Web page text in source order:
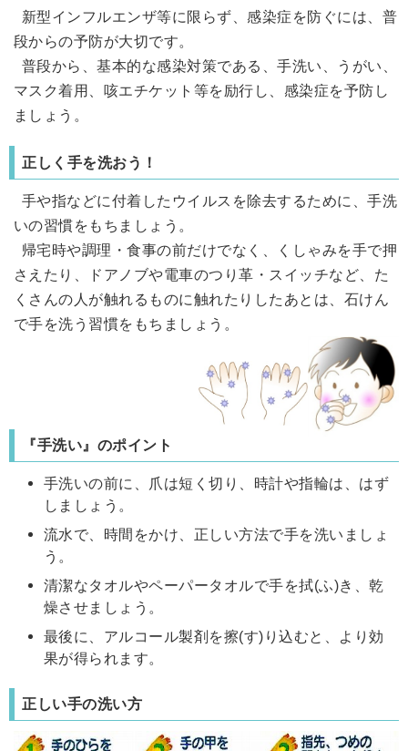
新型インフルエンザ等に限らず、感染症を防ぐには、普
段からの予防が大切です。
普段から、基本的な感染対策である、手洗い、うがい、
マスク着用、咳エチケット等を励行し、感染症を予防し
ましょう。
正しく手を洗おう！
手や指などに付着したウイルスを除去するために、手洗
いの習慣をもちましょう。
帰宅時や調理・食事の前だけでなく、くしゃみを手で押
さえたり、ドアノブや電車のつり革・スイッチなど、た
くさんの人が触れるものに触れたりしたあとは、石けん
で手を洗う習慣をもちましょう。
『手洗い』のポイント
手洗いの前に、爪は短く切り、時計や指輪は、はず
しましょう。
流水で、時間をかけ、正しい方法で手を洗いましょ
う。
清潔なタオルやペーパータオルで手を拭(ふ)き、乾
燥させましょう。
最後に、アルコール製剤を擦(す)り込むと、より効
果が得られます。
正しい手の洗い方